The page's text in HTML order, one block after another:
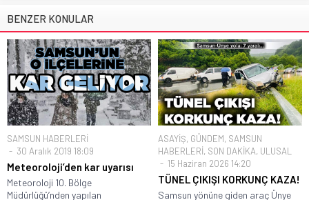
BENZER KONULAR
SAMSUN HABERLERİ
30 Aralık 2019 18:09
Meteoroloji’den kar uyarısı
Meteoroloji 10. Bölge
Müdürlüğü’nden yapılan
ASAYİŞ, GÜNDEM, SAMSUN
HABERLERİ, SON DAKİKA, ULUSAL
15 Haziran 2026 14:20
TÜNEL ÇIKIŞI KORKUNÇ KAZA!
Samsun yönüne giden araç Ünye